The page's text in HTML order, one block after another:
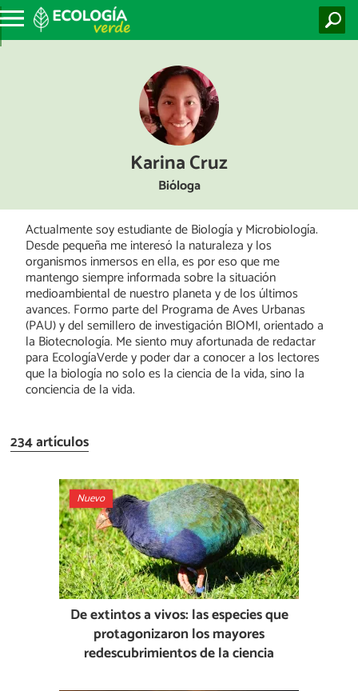
Karina Cruz
Bióloga
Actualmente soy estudiante de Biología y Microbiología.
Desde pequeña me interesó la naturaleza y los
organismos inmersos en ella, es por eso que me
mantengo siempre informada sobre la situación
medioambiental de nuestro planeta y de los últimos
avances. Formo parte del Programa de Aves Urbanas
(PAU) y del semillero de investigación BIOMI, orientado a
la Biotecnología. Me siento muy afortunada de redactar
para EcologíaVerde y poder dar a conocer a los lectores
que la biología no solo es la ciencia de la vida, sino la
conciencia de la vida.
234 artículos
Nuevo
De extintos a vivos: las especies que
protagonizaron los mayores
redescubrimientos de la ciencia